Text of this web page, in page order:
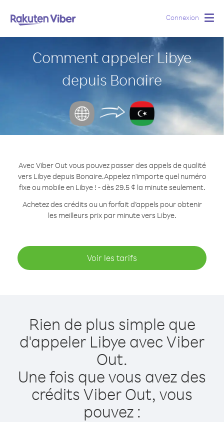
Connexion
Comment appeler Libye
depuis Bonaire
Avec Viber Out vous pouvez passer des appels de qualité
vers Libye depuis Bonaire.Appelez n'importe quel numéro
fixe ou mobile en Libye ! - dès 29.5 ¢ la minute seulement.
Achetez des crédits ou un forfait d’appels pour obtenir
les meilleurs prix par minute vers Libye.
Voir les tarifs
Rien de plus simple que
d'appeler Libye avec Viber
Out.
Une fois que vous avez des
crédits Viber Out, vous
pouvez :